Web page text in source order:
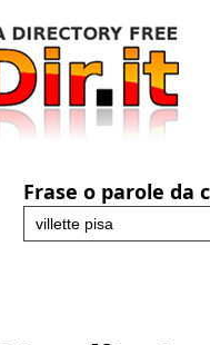
Frase o parole da